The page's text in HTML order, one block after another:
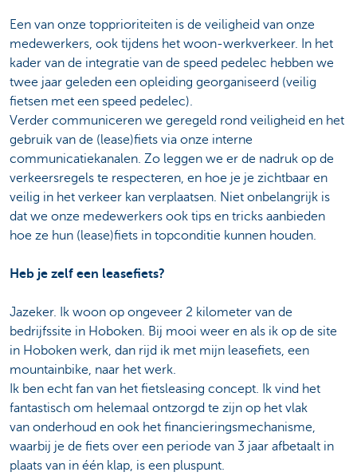
Een van onze topprioriteiten is de veiligheid van onze
medewerkers, ook tijdens het woon-werkverkeer. In het
kader van de integratie van de speed pedelec hebben we
twee jaar geleden een opleiding georganiseerd (veilig
fietsen met een speed pedelec).
Verder communiceren we geregeld rond veiligheid en het
gebruik van de (lease)fiets via onze interne
communicatiekanalen. Zo leggen we er de nadruk op de
verkeersregels te respecteren, en hoe je je zichtbaar en
veilig in het verkeer kan verplaatsen. Niet onbelangrijk is
dat we onze medewerkers ook tips en tricks aanbieden
hoe ze hun (lease)fiets in topconditie kunnen houden.
Heb je zelf een leasefiets?
Jazeker. Ik woon op ongeveer 2 kilometer van de
bedrijfssite in Hoboken. Bij mooi weer en als ik op de site
in Hoboken werk, dan rijd ik met mijn leasefiets, een
mountainbike, naar het werk.
Ik ben echt fan van het fietsleasing concept. Ik vind het
fantastisch om helemaal ontzorgd te zijn op het vlak
van onderhoud en ook het financieringsmechanisme,
waarbij je de fiets over een periode van 3 jaar afbetaalt in
plaats van in één klap, is een pluspunt.